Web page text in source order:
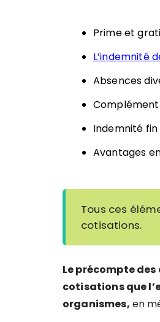
Prime et
L’indemnité
Absences
Indemnité fin
Avantages
Tous ces
cotisations.
Le précompte
cotisations que
organismes, en